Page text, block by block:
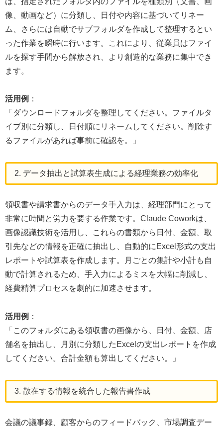
像、動画など）に分類し、日付や内容に基づいてリネー
ム、さらには自動でサブフォルダを作成して整理するとい
った作業を瞬時に行います。これにより、従業員はファイ
ルを探す手間から解放され、より創造的な業務に集中でき
ます。
活用例 ：
「ダウンロードフォルダを整理してください。ファイルタ
イプ別に分類し、日付順にリネームしてください。削除す
るファイルがあれば事前に確認を。」
2. データ抽出と試算表生成による経理業務の効率化
領収書や請求書からのデータ手入力は、経理部門にとって
非常に時間と労力を要する作業です。Claude Coworkは、
画像認識技術を活用し、これらの書類から日付、金額、取
引先などの情報を正確に抽出し、自動的にExcel形式の支出
レポートや試算表を作成します。月ごとの集計や小計も自
動で計算されるため、手入力によるミスを大幅に削減し、
経費精算プロセスを劇的に加速させます。
活用例 ：
「このフォルダにある領収書の画像から、日付、金額、店
舗名を抽出し、月別に分類したExcelの支出レポートを作成
してください。合計金額も算出してください。」
3. 散在する情報を統合した報告書作成
会議の議事録、顧客からのフィードバック、市場調査デー